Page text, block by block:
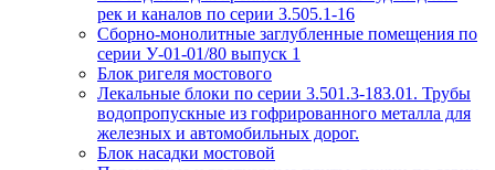
рек и каналов по серии 3.505.1-16
Сборно-монолитные заглубленные помещения по
серии У-01-01/80 выпуск 1
Блок ригеля мостового
Лекальные блоки по серии 3.501.3-183.01. Трубы
водопропускные из гофрированного металла для
железных и автомобильных дорог.
Блок насадки мостовой